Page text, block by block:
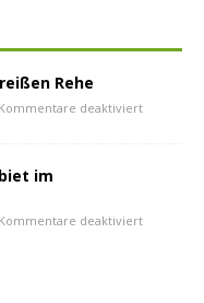
Rehe
Kommentare deaktiviert
im
Kommentare deaktiviert